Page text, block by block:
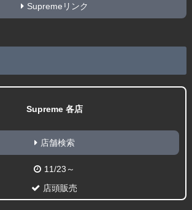
Supremeリンク
Supreme 各店
店舗検索
11/23～
店頭販売